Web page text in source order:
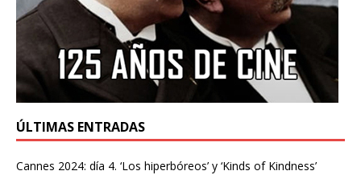
ÚLTIMAS ENTRADAS
Cannes 2024: día 4. ‘Los hiperbóreos’ y ‘Kinds of Kindness’